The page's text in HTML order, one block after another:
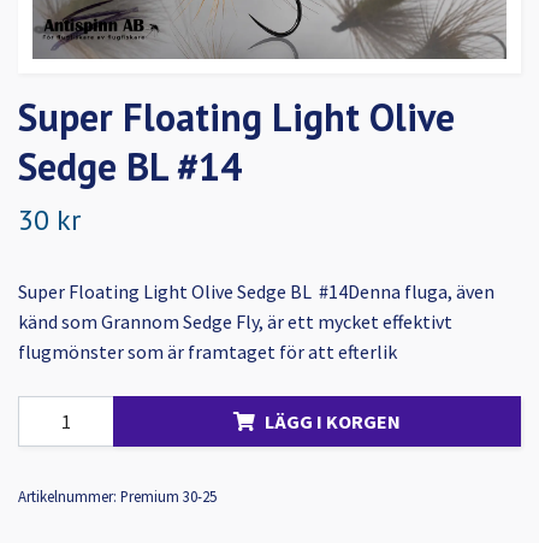
Super Floating Light Olive
Sedge BL #14
30 kr
Super Floating Light Olive Sedge BL #14Denna fluga, även
känd som Grannom Sedge Fly, är ett mycket effektivt
flugmönster som är framtaget för att efterlik
LÄGG I KORGEN
Artikelnummer: Premium 30-25